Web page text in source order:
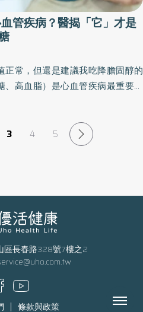
例，罹患糖尿病已四年半，尿液中
用完整藥物治療後，三個月就發
身三高控制相當好，除了透過藥
治療指引中有提
上，目前最重要的治療三關鍵分別
與纖維化。游能俊醫師強調，糖
患者，透過主動與醫師溝通，找到
關鍵。 游能俊醫師 游能
管疾病？醫揭「它」才是
正常，但還是建議我吃降膽固醇的
高血脂）是心血管疾病最重要危
在正常範圍內是不夠的。
3 4 5
區長春路328號7樓之2
條款與政策 Menu